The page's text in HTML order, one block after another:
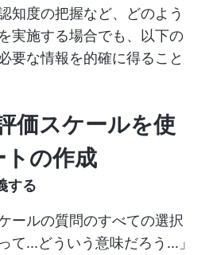
知度の把握など、どのよう
実施する場合でも、以下の
要な情報を的確に得ること
価スケールを使
の作成
する
ールの質問のすべての選択
て...どういう意味だろう...」